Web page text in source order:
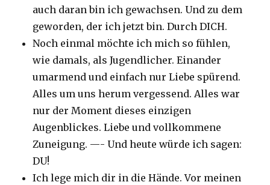
auch daran bin ich gewachsen. Und zu dem
geworden, der ich jetzt bin. Durch DICH.
Noch einmal möchte ich mich so fühlen,
wie damals, als Jugendlicher. Einander
umarmend und einfach nur Liebe spürend.
Alles um uns herum vergessend. Alles war
nur der Moment dieses einzigen
Augenblickes. Liebe und vollkommene
Zuneigung. —- Und heute würde ich sagen:
DU!
Ich lege mich dir in die Hände. Vor meinen